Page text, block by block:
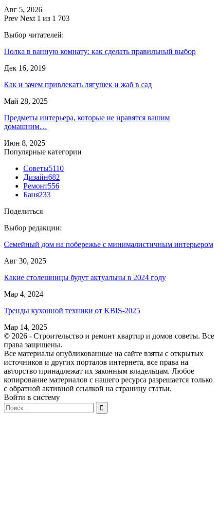
Авг 5, 2026
Prev Next 1 из 1 703
Выбор читателей:
Полка в ванную комнату: как сделать правильный выбор
Дек 16, 2019
Как и зачем привлекать лягушек и жаб в сад
Май 28, 2025
Предметы интерьера, которые не нравятся вашим
домашним…
Июн 8, 2025
Популярные категории
Советы5110
Дизайн682
Ремонт556
Баня233
Поделиться
Выбор редакции:
Семейный дом на побережье с минималистичным интерьером
Авг 30, 2025
Какие столешницы будут актуальны в 2024 году
Мар 4, 2024
Тренды кухонной техники от KBIS-2025
Мар 14, 2025
© 2026 - Строительство и ремонт квартир и домов советы. Все
права защищены.
Все материалы опубликованные на сайте взяты с открытых
источников и других порталов интернета, все права на
авторство принадлежат их законным владельцам. Любое
копирование материалов с нашего ресурса разрешается только
с обратной активной ссылкой на страницу статьи.
Войти в систему